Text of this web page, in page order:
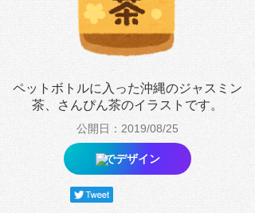
ペットボトルに入った沖縄のジャスミン
茶、さんぴん茶のイラストです。
公開日：2019/08/25
でデザイン